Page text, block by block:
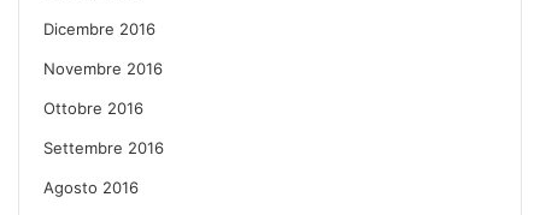
Dicembre 2016
Novembre 2016
Ottobre 2016
Settembre 2016
Agosto 2016